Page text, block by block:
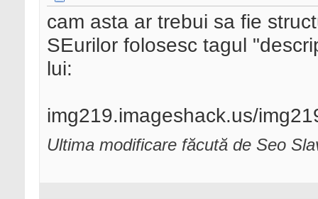
cam asta ar trebui sa fie
SEurilor folosesc tagul
lui:
img219.imageshack.us/
Ultima modificare făcută de Seo